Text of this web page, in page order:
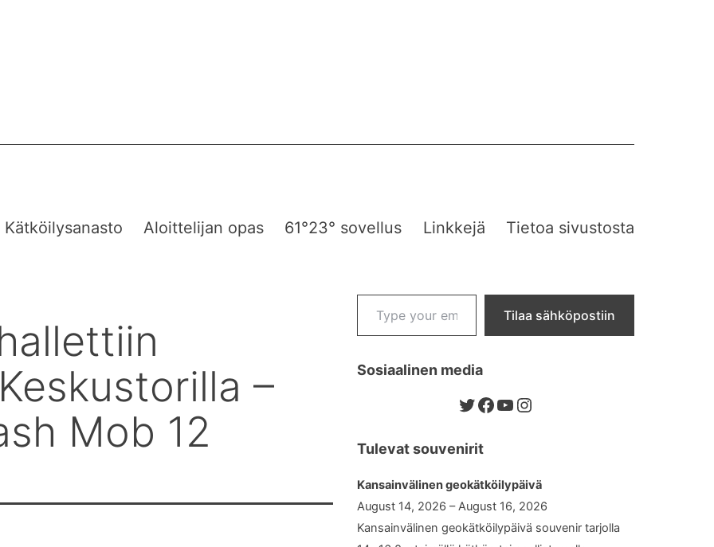
Kätköilysanasto Aloittelijan opas 61°23° sovellus Linkkejä Tietoa sivustosta
–
Mob 12
Type your email…
Tilaa sähköpostiin
Sosiaalinen media
Twitter
Facebook
YouTube
Instagram
Tulevat souvenirit
Kansainvälinen geokätköilypäivä
August 14, 2026 – August 16, 2026
Kansainvälinen geokätköilypäivä souvenir tarjolla